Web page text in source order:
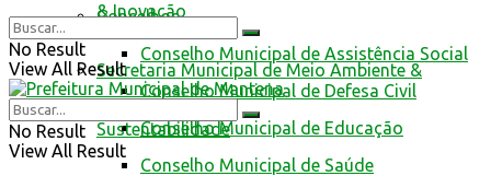
Conselhos
Conselho Municipal de Assistência Social
Conselho Municipal de Defesa Civil
Conselho Municipal de Educação
Conselho Municipal de Saúde
& Inovação
Secretaria Municipal de Meio Ambiente &
Sustentabilidade
No Result
View All Result
No Result
View All Result